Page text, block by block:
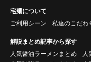
宅麺について
ご利用シーン
私達のこだわ
解説まとめ記事から探す
人気醤油ラーメンまとめ
人